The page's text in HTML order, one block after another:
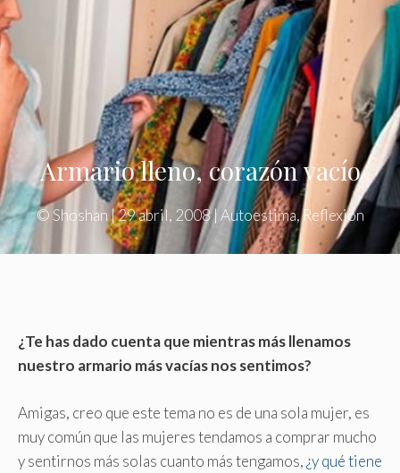
Armario lleno, corazón vacío
©Shoshan|29 abril, 2008|Autoestima,Reflexión
¿Te has dado cuenta que mientras más llenamos
nuestro armario más vacías nos sentimos?
Amigas, creo que este tema no es de una sola mujer, es
muy común que las mujeres tendamos a comprar mucho
y sentirnos más solas cuanto más tengamos,¿y qué tiene